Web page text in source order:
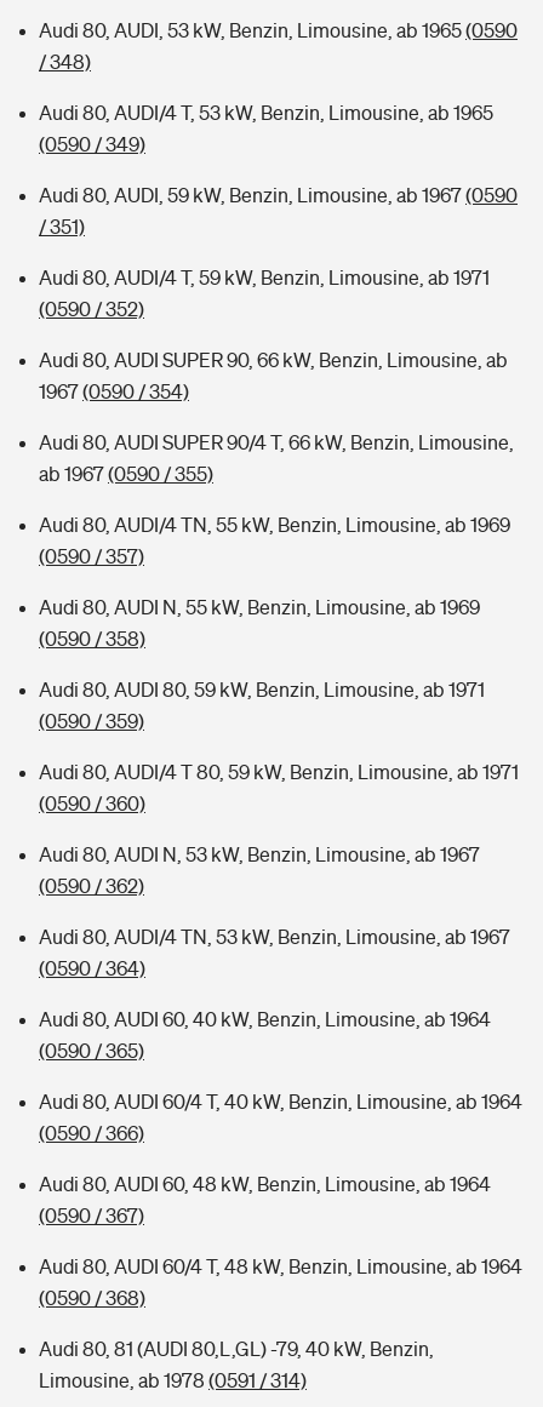
Audi 80, AUDI, 53 kW, Benzin, Limousine, ab 1965(0590
/ 348)
Audi 80, AUDI/4 T, 53 kW, Benzin, Limousine, ab 1965
(0590 / 349)
Audi 80, AUDI, 59 kW, Benzin, Limousine, ab 1967(0590
/ 351)
Audi 80, AUDI/4 T, 59 kW, Benzin, Limousine, ab 1971
(0590 / 352)
Audi 80, AUDI SUPER 90, 66 kW, Benzin, Limousine, ab
1967(0590 / 354)
Audi 80, AUDI SUPER 90/4 T, 66 kW, Benzin, Limousine,
ab 1967(0590 / 355)
Audi 80, AUDI/4 TN, 55 kW, Benzin, Limousine, ab 1969
(0590 / 357)
Audi 80, AUDI N, 55 kW, Benzin, Limousine, ab 1969
(0590 / 358)
Audi 80, AUDI 80, 59 kW, Benzin, Limousine, ab 1971
(0590 / 359)
Audi 80, AUDI/4 T 80, 59 kW, Benzin, Limousine, ab 1971
(0590 / 360)
Audi 80, AUDI N, 53 kW, Benzin, Limousine, ab 1967
(0590 / 362)
Audi 80, AUDI/4 TN, 53 kW, Benzin, Limousine, ab 1967
(0590 / 364)
Audi 80, AUDI 60, 40 kW, Benzin, Limousine, ab 1964
(0590 / 365)
Audi 80, AUDI 60/4 T, 40 kW, Benzin, Limousine, ab 1964
(0590 / 366)
Audi 80, AUDI 60, 48 kW, Benzin, Limousine, ab 1964
(0590 / 367)
Audi 80, AUDI 60/4 T, 48 kW, Benzin, Limousine, ab 1964
(0590 / 368)
Audi 80, 81 (AUDI 80,L,GL) -79, 40 kW, Benzin,
Limousine, ab 1978 (0591 / 314)